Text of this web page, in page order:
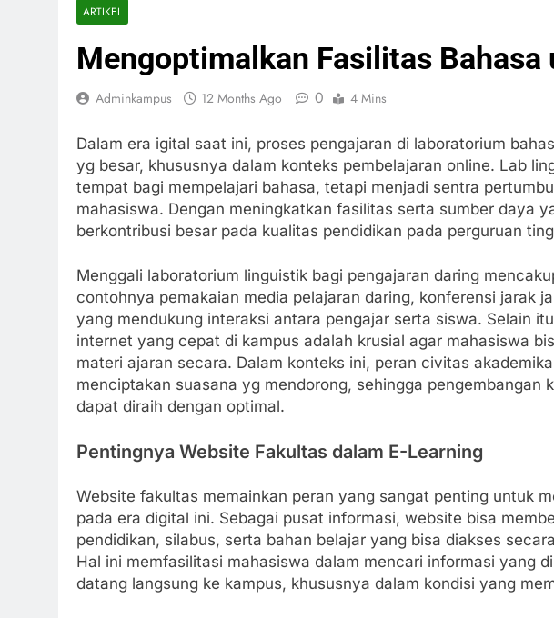
ARTIKEL
Mengoptimalkan Fasilitas Bahasa
Adminkampus 12 Months Ago 0 4 Mins
Dalam era igital saat ini, proses pengajaran di laboratorium
yg besar, khususnya dalam konteks pembelajaran online. Lab
tempat bagi mempelajari bahasa, tetapi menjadi sentra
mahasiswa. Dengan meningkatkan fasilitas serta sumber daya
berkontribusi besar pada kualitas pendidikan pada perguruan
Menggali laboratorium linguistik bagi pengajaran daring
contohnya pemakaian media pelajaran daring, konferensi jarak
yang mendukung interaksi antara pengajar serta siswa. Selain
internet yang cepat di kampus adalah krusial agar mahasiswa
materi ajaran secara. Dalam konteks ini, peran civitas
menciptakan suasana yg mendorong, sehingga pengembangan
dapat diraih dengan optimal.
Pentingnya Website Fakultas dalam E-Learning
Website fakultas memainkan peran yang sangat penting untuk
pada era digital ini. Sebagai pusat informasi, website bisa
pendidikan, silabus, serta bahan belajar yang bisa diakses
Hal ini memfasilitasi mahasiswa dalam mencari informasi yang
datang langsung ke kampus, khususnya dalam kondisi yang